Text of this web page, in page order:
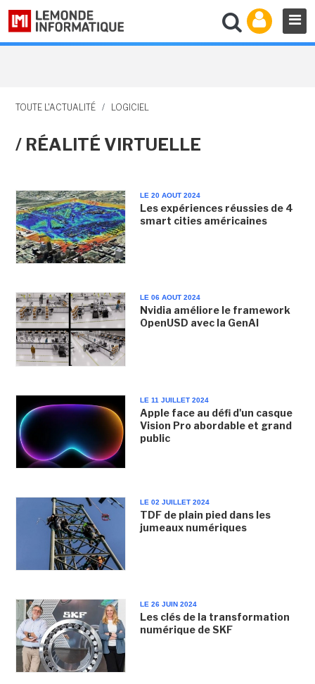
TOUTE L'ACTUALITÉ / LOGICIEL
/ RÉALITÉ VIRTUELLE
LE 20 AOUT 2024
Les expériences réussies de 4
smart cities américaines
LE 06 AOUT 2024
Nvidia améliore le framework
OpenUSD avec la GenAI
LE 11 JUILLET 2024
Apple face au défi d'un casque
Vision Pro abordable et grand
public
LE 02 JUILLET 2024
TDF de plain pied dans les
jumeaux numériques
LE 26 JUIN 2024
Les clés de la transformation
numérique de SKF